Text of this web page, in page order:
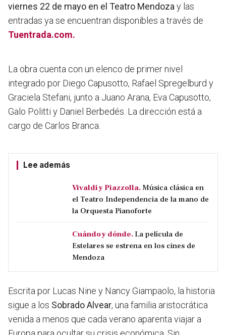
viernes 22 de mayo en el Teatro Mendoza y las
entradas ya se encuentran disponibles a través de
Tuentrada.com.
La obra cuenta con un elenco de primer nivel
integrado por Diego Capusotto, Rafael Spregelburd y
Graciela Stefani, junto a Juano Arana, Eva Capusotto,
Galo Politti y Daniel Berbedés. La dirección está a
cargo de Carlos Branca.
Lee además
Vivaldi y Piazzolla. Música clásica en
el Teatro Independencia de la mano de
la Orquesta Pianoforte
Cuándo y dónde. La película de
Estelares se estrena en los cines de
Mendoza
Escrita por Lucas Nine y Nancy Giampaolo, la historia
sigue a los Sobrado Alvear, una familia aristocrática
venida a menos que cada verano aparenta viajar a